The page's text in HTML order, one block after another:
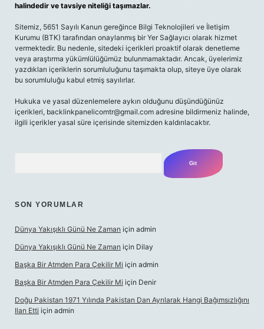
halindedir ve tavsiye niteliği taşımazlar.
Sitemiz, 5651 Sayılı Kanun gereğince Bilgi Teknolojileri ve İletişim
Kurumu (BTK) tarafından onaylanmış bir Yer Sağlayıcı olarak hizmet
vermektedir. Bu nedenle, sitedeki içerikleri proaktif olarak denetleme
veya araştırma yükümlülüğümüz bulunmamaktadır. Ancak, üyelerimiz
yazdıkları içeriklerin sorumluluğunu taşımakta olup, siteye üye olarak
bu sorumluluğu kabul etmiş sayılırlar.
Hukuka ve yasal düzenlemelere aykırı olduğunu düşündüğünüz
içerikleri, backlinkpanelicomtr@gmail.com adresine bildirmeniz halinde,
ilgili içerikler yasal süre içerisinde sitemizden kaldırılacaktır.
SON YORUMLAR
Dünya Yakışıklı Günü Ne Zaman için admin
Dünya Yakışıklı Günü Ne Zaman için Dilay
Başka Bir Atmden Para Çekilir Mi için admin
Başka Bir Atmden Para Çekilir Mi için Denir
Doğu Pakistan 1971 Yılında Pakistan Dan Ayrılarak Hangi Bağımsızlığını
Ilan Etti için admin